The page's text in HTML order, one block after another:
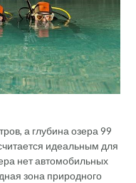
а глубина озера 99
идеальным для
нет автомобильных
зона природного